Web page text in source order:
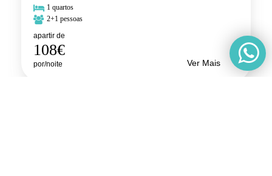
1 quartos
2+1 pessoas
apartir de
108€
por/noite Ver Mais